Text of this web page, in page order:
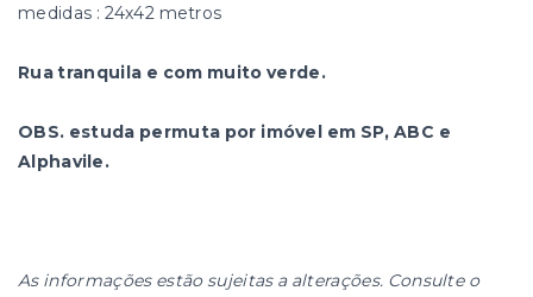
medidas : 24x42 metros
Rua tranquila e com muito verde.
OBS. estuda permuta por imóvel em SP, ABC e
Alphavile.
As informações estão sujeitas a alterações. Consulte o